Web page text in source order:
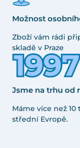
Možnost
Zboží vám rádi
skladě v Praze
Jsme na trhu od
Máme více než 10
střední Evropě.